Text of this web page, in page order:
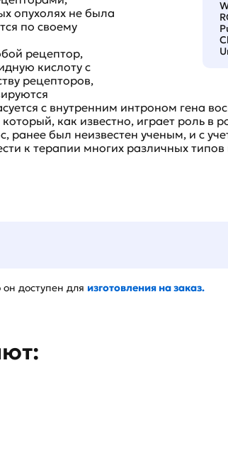
опухолях не была
по своему
рецептор,
кислоту с
рецепторов,
с внутренним интроном гена
как известно, играет роль в
ранее был неизвестен ученым, и с
к терапии многих различных
доступен для изготовления на заказ.